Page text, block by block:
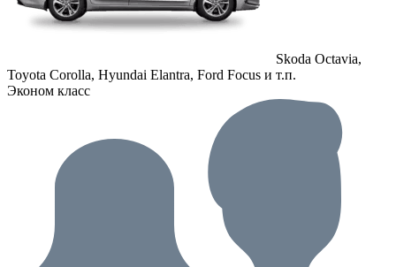
Skoda Octavia,
Toyota Corolla, Hyundai Elantra, Ford Focus и т.п.
Эконом класс